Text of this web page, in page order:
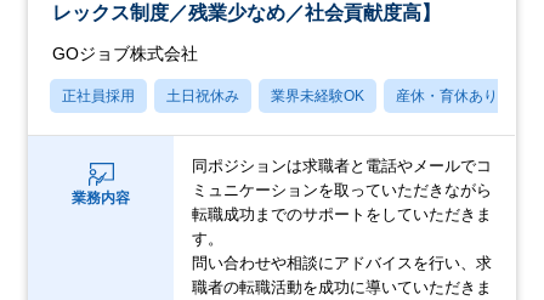
レックス制度／残業少なめ／社会貢献度高】
GOジョブ株式会社
正社員採用 土日祝休み 業界未経験OK 産休・育休あり
業務内容
同ポジションは求職者と電話やメールでコ
ミュニケーションを取っていただきながら
転職成功までのサポートをしていただきま
す。
問い合わせや相談にアドバイスを行い、求
職者の転職活動を成功に導いていただきま